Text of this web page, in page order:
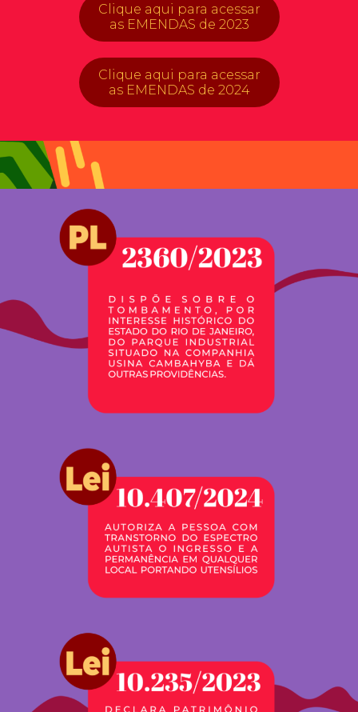
Clique aqui para acessar
as EMENDAS de 2023
Clique aqui para acessar
as EMENDAS de 2024